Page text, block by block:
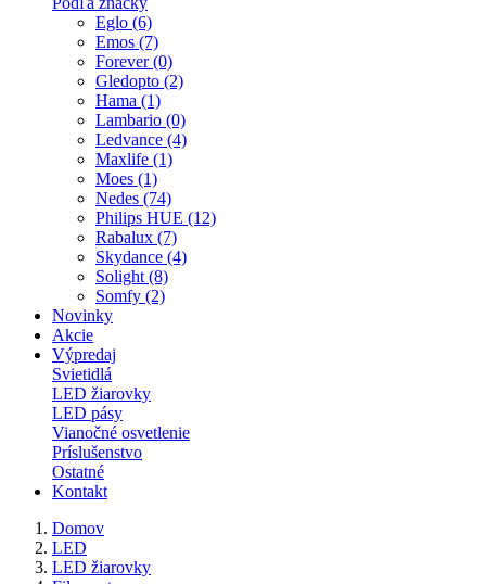
Eglo (6)
Emos (7)
Forever (0)
Gledopto (2)
Hama (1)
Lambario (0)
Ledvance (4)
Maxlife (1)
Moes (1)
Nedes (74)
Philips HUE (12)
Rabalux (7)
Skydance (4)
Solight (8)
Somfy (2)
Novinky
Akcie
Výpredaj
Svietidlá
LED žiarovky
LED pásy
Vianočné osvetlenie
Príslušenstvo
Ostatné
Kontakt
Domov
LED
LED žiarovky